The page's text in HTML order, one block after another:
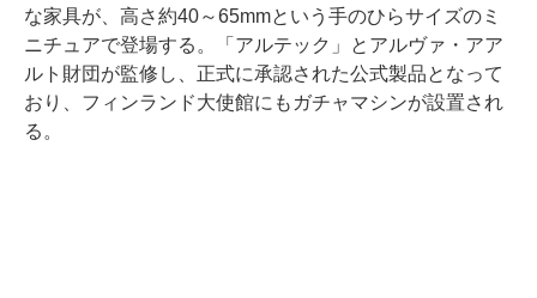
な家具が、高さ約40～65mmという手のひらサイズのミ
ニチュアで登場する。「アルテック」とアルヴァ・アア
ルト財団が監修し、正式に承認された公式製品となって
おり、フィンランド大使館にもガチャマシンが設置され
る。